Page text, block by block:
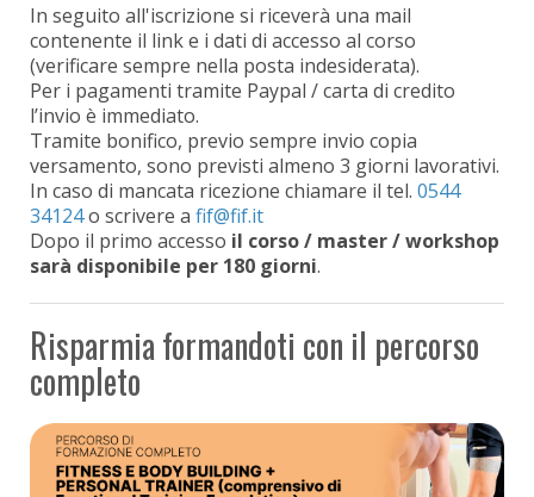
In seguito all'iscrizione si riceverà una mail
contenente il link e i dati di accesso al corso
(verificare sempre nella posta indesiderata).
Per i pagamenti tramite Paypal / carta di credito
l’invio è immediato.
Tramite bonifico, previo sempre invio copia
versamento, sono previsti almeno 3 giorni lavorativi.
In caso di mancata ricezione chiamare il tel. 0544
34124o scrivere a
Dopo il primo accesso il corso / master / workshop
sarà disponibile per 180 giorni.
Risparmia formandoti con il percorso
completo